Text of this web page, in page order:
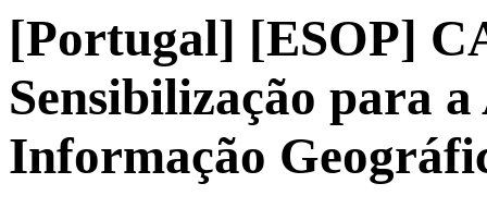
[Portugal] [ESOP]
Sensibilização para a
Informação